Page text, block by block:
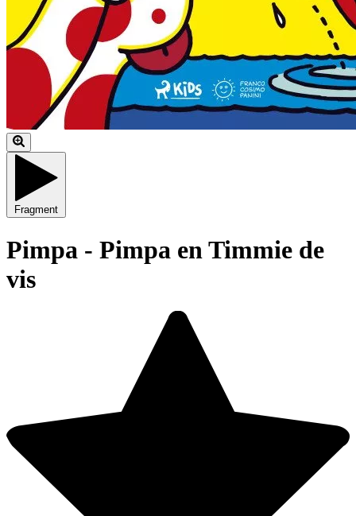
Fragment
Pimpa - Pimpa en Timmie de
vis